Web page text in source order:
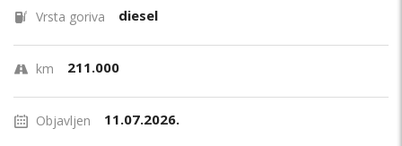
Vrsta goriva diesel
km 211.000
Objavljen 11.07.2026.